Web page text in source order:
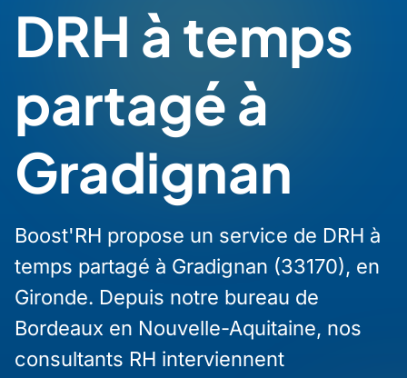
DRH à temps
partagé à
Gradignan
Boost'RH propose un service de DRH à
temps partagé à Gradignan (33170), en
Gironde. Depuis notre bureau de
Bordeaux en Nouvelle-Aquitaine, nos
consultants RH interviennent